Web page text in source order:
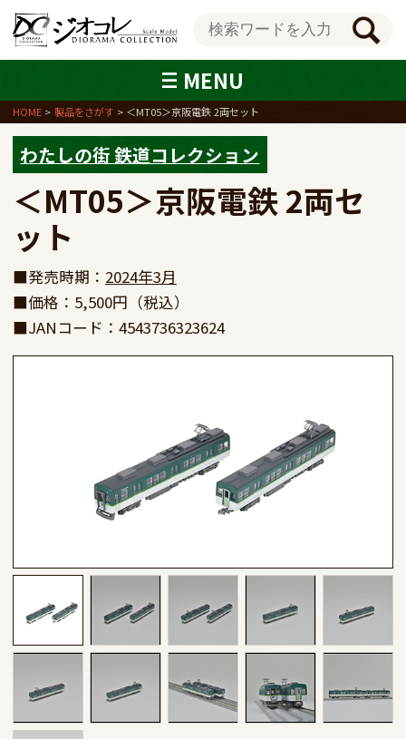
MENU
HOME 製品をさがす ＜MT05＞京阪電鉄 2両セット
わたしの街 鉄道コレクション
＜MT05＞京阪電鉄 2両セ
ット
■発売時期： 2024年3月
■価格：5,500円（税込）
■JANコード：4543736323624